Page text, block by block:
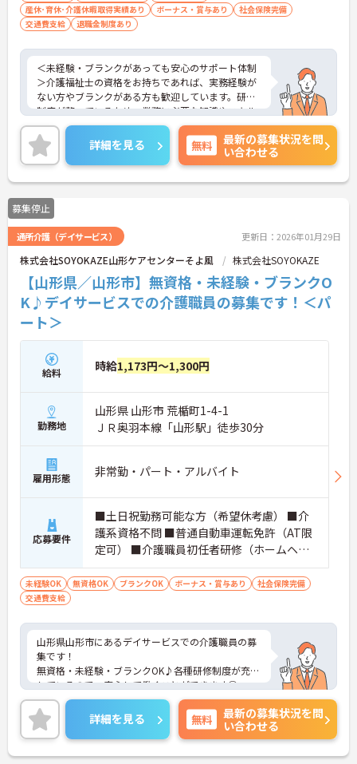
産休･育休･介護休暇取得実績あり
ボーナス・賞与あり
社会保険完備
交通費支給
退職金制度あり
＜未経験・ブランクがあっても安心のサポート体制
＞介護福祉士の資格をお持ちであれば、実務経験が
ない方やブランクがある方も歓迎しています。研修
制度が整っているため、業務に必要な知識やスキル
を基礎から確認できます。先輩スタッフがフォロー
する体制があり、安心して業務をスタートできる温
かい雰囲気の職場です
＜大手グループならではの厚待遇＆福利厚生＞ 損保
ジャパングループの安定基盤のもと、年2回の賞与
や充実した手当を完備。映画や旅行がお得になる福
利厚生も利用でき、プライベートも大切にしながら
「しっかり働き、しっかり休む」を実現できます。
＜ワークライフバランスを大切にできる制度＞年間
公休は110日確保されており、さらに法定有給休暇
に加えて会社独自の休暇が3日付与されます（入社
時期による）。また、勤続5年ごとに「5日間の特別
連続有給休暇」が付与されるなど、リフレッシュで
きる機会が豊富です。
詳細を見る 無料
最新の募集状況を問
い合わせる
募集停止
通所介護（デイサービス） 更新日：2026年01月29日
株式会社SOYOKAZE山形ケアセンターそよ風 株式会社SOYOKAZE
【山形県／山形市】無資格・未経験・ブランクO
K♪デイサービスでの介護職員の募集です！＜パ
ート＞
給料 時給1,173円～1,300円
勤務地
山形県 山形市 荒楯町1-4-1
ＪＲ奥羽本線「山形駅」徒歩30分
雇用形態 非常勤・パート・アルバイト
応募要件
■土日祝勤務可能な方（希望休考慮） ■介
護系資格不問 ■普通自動車運転免許（AT限
定可） ■介護職員初任者研修（ホームヘル
パー2級）以上あれば尚可 ■未経験OK ■
ブランクOK
未経験OK 無資格OK ブランクOK ボーナス・賞与あり
社会保険完備
交通費支給
山形県山形市にあるデイサービスでの介護職員の募
集です！
無資格・未経験・ブランクOK♪各種研修制度が充実
しているので、安心して働くことができます◎
全国に複数施設を運営している法人で安定性もあ
り、福利厚生も充実しています。
ご興味のある方には、面接対策ポイントなど、さら
に詳細をお話しいたしますのでお気軽にご相談くだ
さい！
詳細を見る 無料
最新の募集状況を問
い合わせる